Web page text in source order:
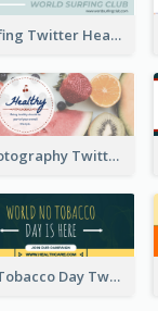
World Surfing Twitter Header
Simple Photography Twitter Header Promoting Healthy
World No Tobacco Day Twitter Header